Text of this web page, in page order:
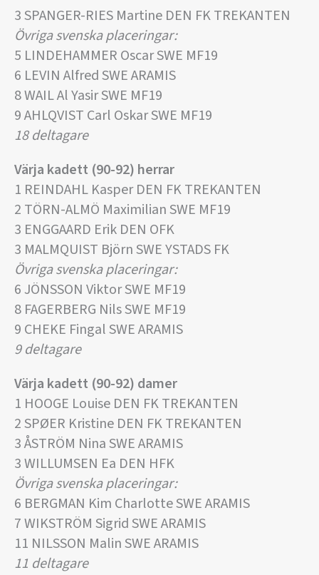
3 SPANGER-RIES Martine DEN FK TREKANTEN
Övriga svenska placeringar:
5 LINDEHAMMER Oscar SWE MF19
6 LEVIN Alfred SWE ARAMIS
8 WAIL Al Yasir SWE MF19
9 AHLQVIST Carl Oskar SWE MF19
18 deltagare
Värja kadett (90-92) herrar
1 REINDAHL Kasper DEN FK TREKANTEN
2 TÖRN-ALMÖ Maximilian SWE MF19
3 ENGGAARD Erik DEN OFK
3 MALMQUIST Björn SWE YSTADS FK
Övriga svenska placeringar:
6 JÖNSSON Viktor SWE MF19
8 FAGERBERG Nils SWE MF19
9 CHEKE Fingal SWE ARAMIS
9 deltagare
Värja kadett (90-92) damer
1 HOOGE Louise DEN FK TREKANTEN
2 SPØER Kristine DEN FK TREKANTEN
3 ÅSTRÖM Nina SWE ARAMIS
3 WILLUMSEN Ea DEN HFK
Övriga svenska placeringar:
6 BERGMAN Kim Charlotte SWE ARAMIS
7 WIKSTRÖM Sigrid SWE ARAMIS
11 NILSSON Malin SWE ARAMIS
11 deltagare